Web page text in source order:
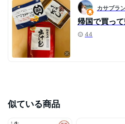
カサブラ
帰国で買っ
44
似ている商品